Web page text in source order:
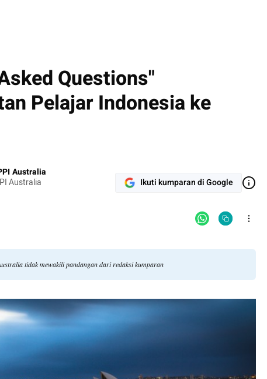
Questions"
Pelajar Indonesia ke
Australia
Australia
Ikuti kumparan di Google
tidak mewakili pandangan dari redaksi kumparan